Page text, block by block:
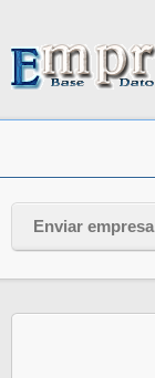
Enviar empresa